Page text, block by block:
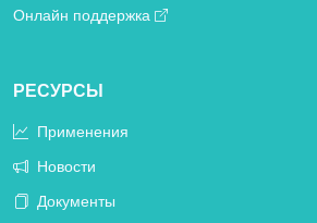
Онлайн поддержка
РЕСУРСЫ
Применения
Новости
Документы